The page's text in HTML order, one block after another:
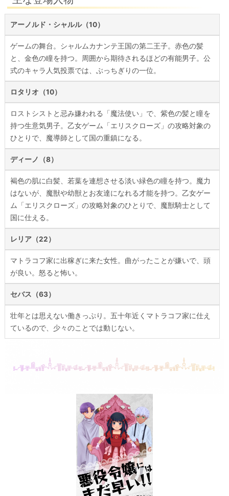
アーノルド・シャルル（10）
ゲームの舞台。シャルムカナンテ王国の第二王子。赤色の髪
と、金色の瞳を持つ。周囲から期待されるほどの有能男子。公
式のキャラ人気投票では、ぶっちぎりの一位。
ロタリオ（10）
ロストシストと忌み嫌われる「魔法使い」で、紫色の髪と瞳を
持つ生意気男子。乙女ゲーム「エリスクローズ」の攻略対象の
ひとりで、魔導師として国の重鎮になる。
ディーノ（8）
褐色の肌に白髪、若葉を連想させる淡い緑色の瞳を持つ。魔力
はないが、魔獣や幼獣とお友達になれる才能を持つ。乙女ゲー
ム「エリスクローズ」の攻略対象のひとりで、魔獣騎士として
国に仕える。
レリア（22）
マトラコフ家に出稼ぎに来た女性。曲がったことが嫌いで、頭
が良い。怒ると怖い。
セバス（63）
壮年とは思えない働きっぷり。五十年近くマトラコフ家に仕え
ているので、少々のことでは動じない。